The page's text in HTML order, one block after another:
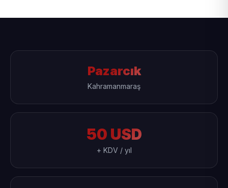
Pazarcık
Kahramanmaraş
50 USD
+ KDV / yıl